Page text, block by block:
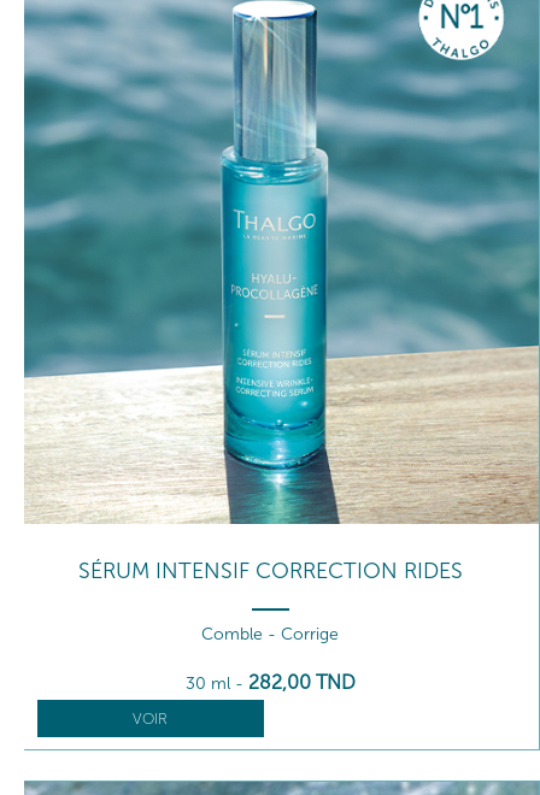
SÉRUM INTENSIF CORRECTION RIDES
Comble - Corrige
30 ml - 282,00 TND
VOIR